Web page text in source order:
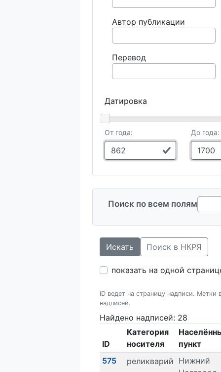
Автор публикации
Перевод
Датировка
От года: До года:
Поиск по всем полям
Искать Поиск в НКРЯ
показать на одной
ID ведет на страницу надписи. Метки
надписей.
Найдено надписей: 28
ID
Категория
носителя
пункт
575
реликварий Нижний